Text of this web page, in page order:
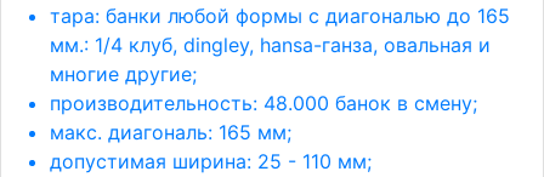
тара: банки любой формы с диагональю до 165
мм.: 1/4 клуб, dingley, hansa-ганза, овальная и
многие другие;
производительность: 48.000 банок в смену;
макс. диагональ: 165 мм;
допустимая ширина: 25 - 110 мм;